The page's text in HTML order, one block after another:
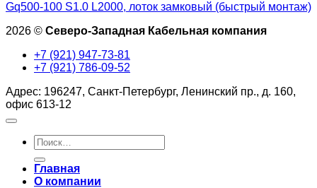
Gq500-100 S1.0 L2000, лоток замковый (быстрый монтаж)
2026 © Северо-Западная Кабельная компания
+7 (921) 947-73-81
+7 (921) 786-09-52
Адрес: 196247, Санкт-Петербург, Ленинский пр., д. 160,
офис 613-12
Искать:
Главная
О компании